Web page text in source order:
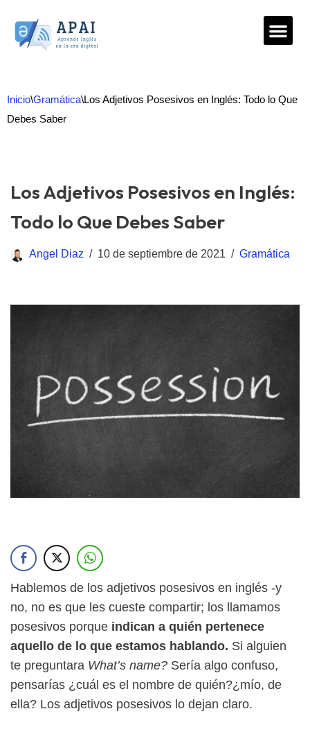
Saltar
Inicio\Gramática\Los Adjetivos Posesivos en Inglés: Todo lo Que
Debes Saber
Los Adjetivos Posesivos en Inglés:
Todo lo Que Debes Saber
Angel Diaz 10 de septiembre de 2021 Gramática
Hablemos de los adjetivos posesivos en inglés -y
no, no es que les cueste compartir; los llamamos
posesivos porque indican a quién pertenece
aquello de lo que estamos hablando. Si alguien
te preguntara What’s name? Sería algo confuso,
pensarías ¿cuál es el nombre de quién?¿mío, de
ella? Los adjetivos posesivos lo dejan claro.